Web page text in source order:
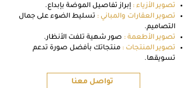
تصوير الأزياء : إبراز تفاصيل الموضة بإبداع.
تصوير العقارات والمباني : تسليط الضوء على جمال
التصاميم.
تصوير الأطعمة : صور شهية تلفت الأنظار.
تصوير المنتجات : منتجاتك بأفضل صورة تدعم
تسويقها.
تواصل معنا